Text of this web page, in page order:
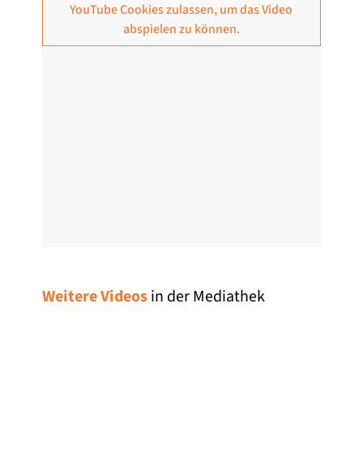
YouTube Cookies zulassen, um das Video
abspielen zu können.
Weitere Videosin der Mediathek